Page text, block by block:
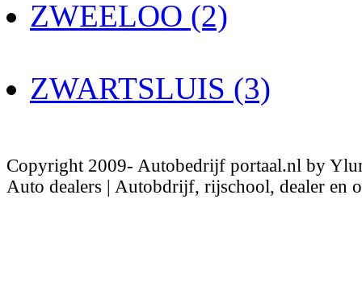
ZWEELOO (2)
ZWARTSLUIS (3)
Copyright 2009- Autobedrijf portaal.nl by
Auto dealers | Autobdrijf, rijschool, dealer en